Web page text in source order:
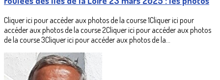
Cliquer ici pour accéder aux photos de la course 1Cliquer ici pour
accéder aux photos de la course 2Cliquer ici pour accéder aux photos
de la course 3Cliquer ici pour accéder aux photos de la...